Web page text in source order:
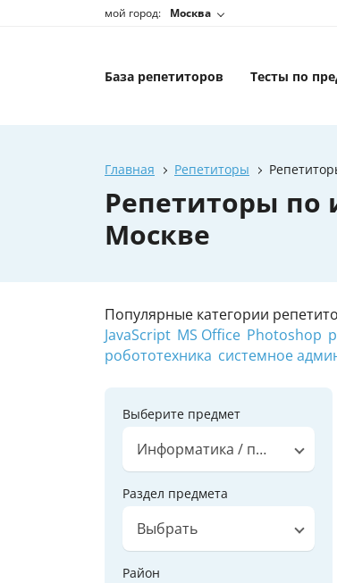
мой город: Москва
База репетиторов Тесты по
Главная Репетиторы
Репетиторы по
Москве
Популярные категории
JavaScript MS Office Photoshop
робототехника системное
Выберите предмет
Информатика / программирование
Раздел предмета
Выбрать
Район